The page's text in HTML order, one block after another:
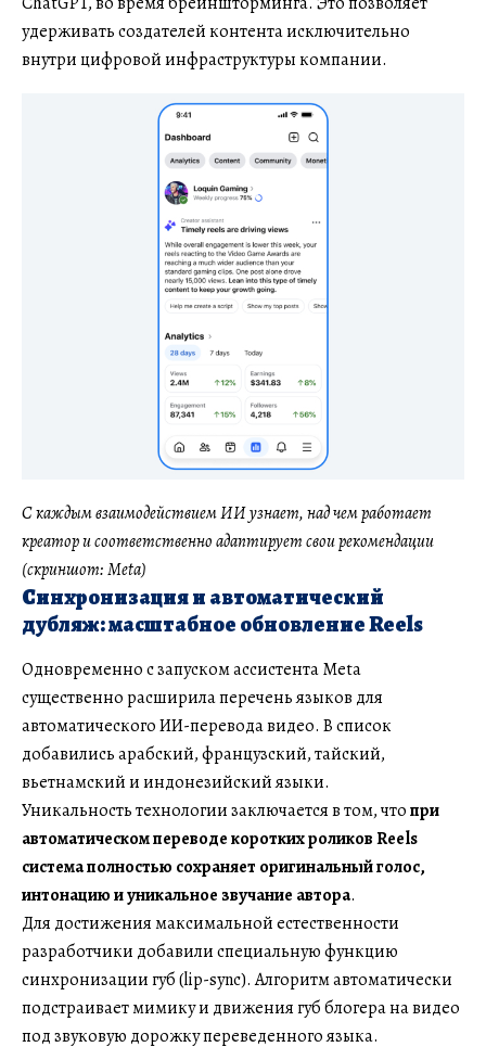
удерживать создателей контента исключительно
внутри цифровой инфраструктуры компании.
С каждым взаимодействием ИИ узнает, над чем работает
креатор и соответственно адаптирует свои рекомендации
(скриншот: Meta)
Синхронизация и автоматический
дубляж: масштабное обновление Reels
Одновременно с запуском ассистента Meta
существенно расширила перечень языков для
автоматического ИИ-перевода видео. В список
добавились арабский, французский, тайский,
вьетнамский и индонезийский языки.
Уникальность технологии заключается в том, чтопри
автоматическом переводе коротких роликов Reels
система полностью сохраняет оригинальный голос,
интонацию и уникальное звучание автора.
Для достижения максимальной естественности
разработчики добавили специальную функцию
синхронизации губ (lip-sync). Алгоритм автоматически
подстраивает мимику и движения губ блогера на видео
под звуковую дорожку переведенного языка.